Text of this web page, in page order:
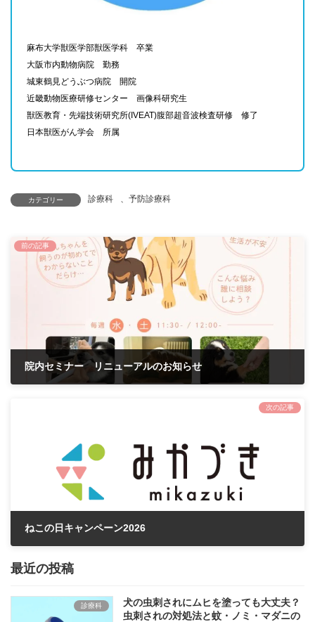
麻布大学獣医学部獣医学科 卒業
大阪市内動物病院 勤務
城東鶴見どうぶつ病院 開院
近畿動物医療研修センター 画像科研究生
獣医教育・先端技術研究所(IVEAT)腹部超音波検査研修 修了
日本獣医がん学会 所属
カテゴリー 診療科 予防診療科
前の記事
院内セミナー リニューアルのお知らせ
次の記事
ねこの日キャンペーン2026
最近の投稿
診療科
犬の虫刺されにムヒを塗っても大丈夫？
虫刺されの対処法と蚊・ノミ・マダニの